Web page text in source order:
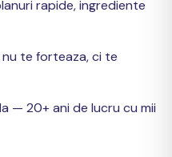
rapide, ingrediente
te forteaza, ci te
— 20+ ani de lucru cu mii